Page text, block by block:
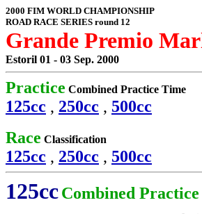
2000 FIM WORLD CHAMPIONSHIP
ROAD RACE SERIES round 12
Grande Premio
Estoril 01 - 03 Sep. 2000
Practice Combined Practice Time
125cc , 250cc , 500cc
Race Classification
125cc , 250cc , 500cc
125ccCombined